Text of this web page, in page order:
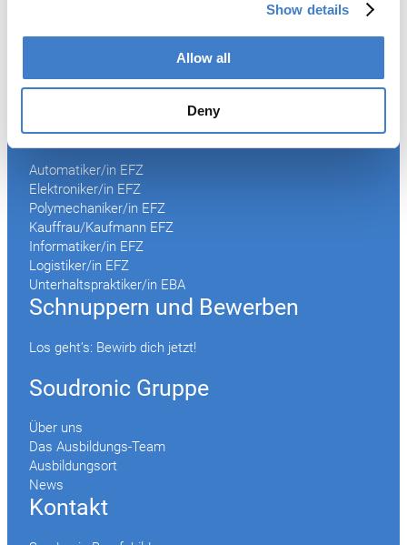
Show details
Allow all
Deny
Unsere Lehrberufe
Automatiker/in EFZ
Elektroniker/in EFZ
Polymechaniker/in EFZ
Kauffrau/Kaufmann EFZ
Informatiker/in EFZ
Logistiker/in EFZ
Unterhaltspraktiker/in EBA
Schnuppern und Bewerben
Los geht’s: Bewirb dich jetzt!
Soudronic Gruppe
Über uns
Das Ausbildungs-Team
Ausbildungsort
News
Kontakt